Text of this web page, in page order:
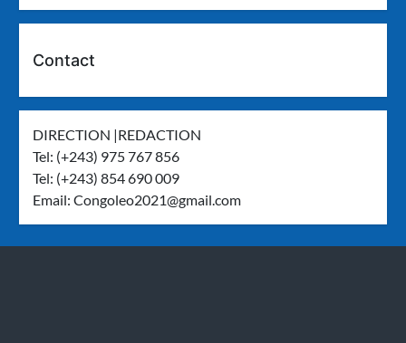
Contact
DIRECTION |REDACTION
Tel: (+243) 975 767 856
Tel: (+243) 854 690 009
Email:Congoleo2021@gmail.com